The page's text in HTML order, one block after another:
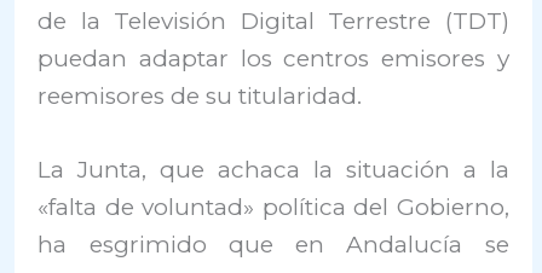
de la Televisión Digital Terrestre (TDT)
puedan adaptar los centros emisores y
reemisores de su titularidad.
La Junta, que achaca la situación a la
«falta de voluntad» política del Gobierno,
ha esgrimido que en Andalucía se